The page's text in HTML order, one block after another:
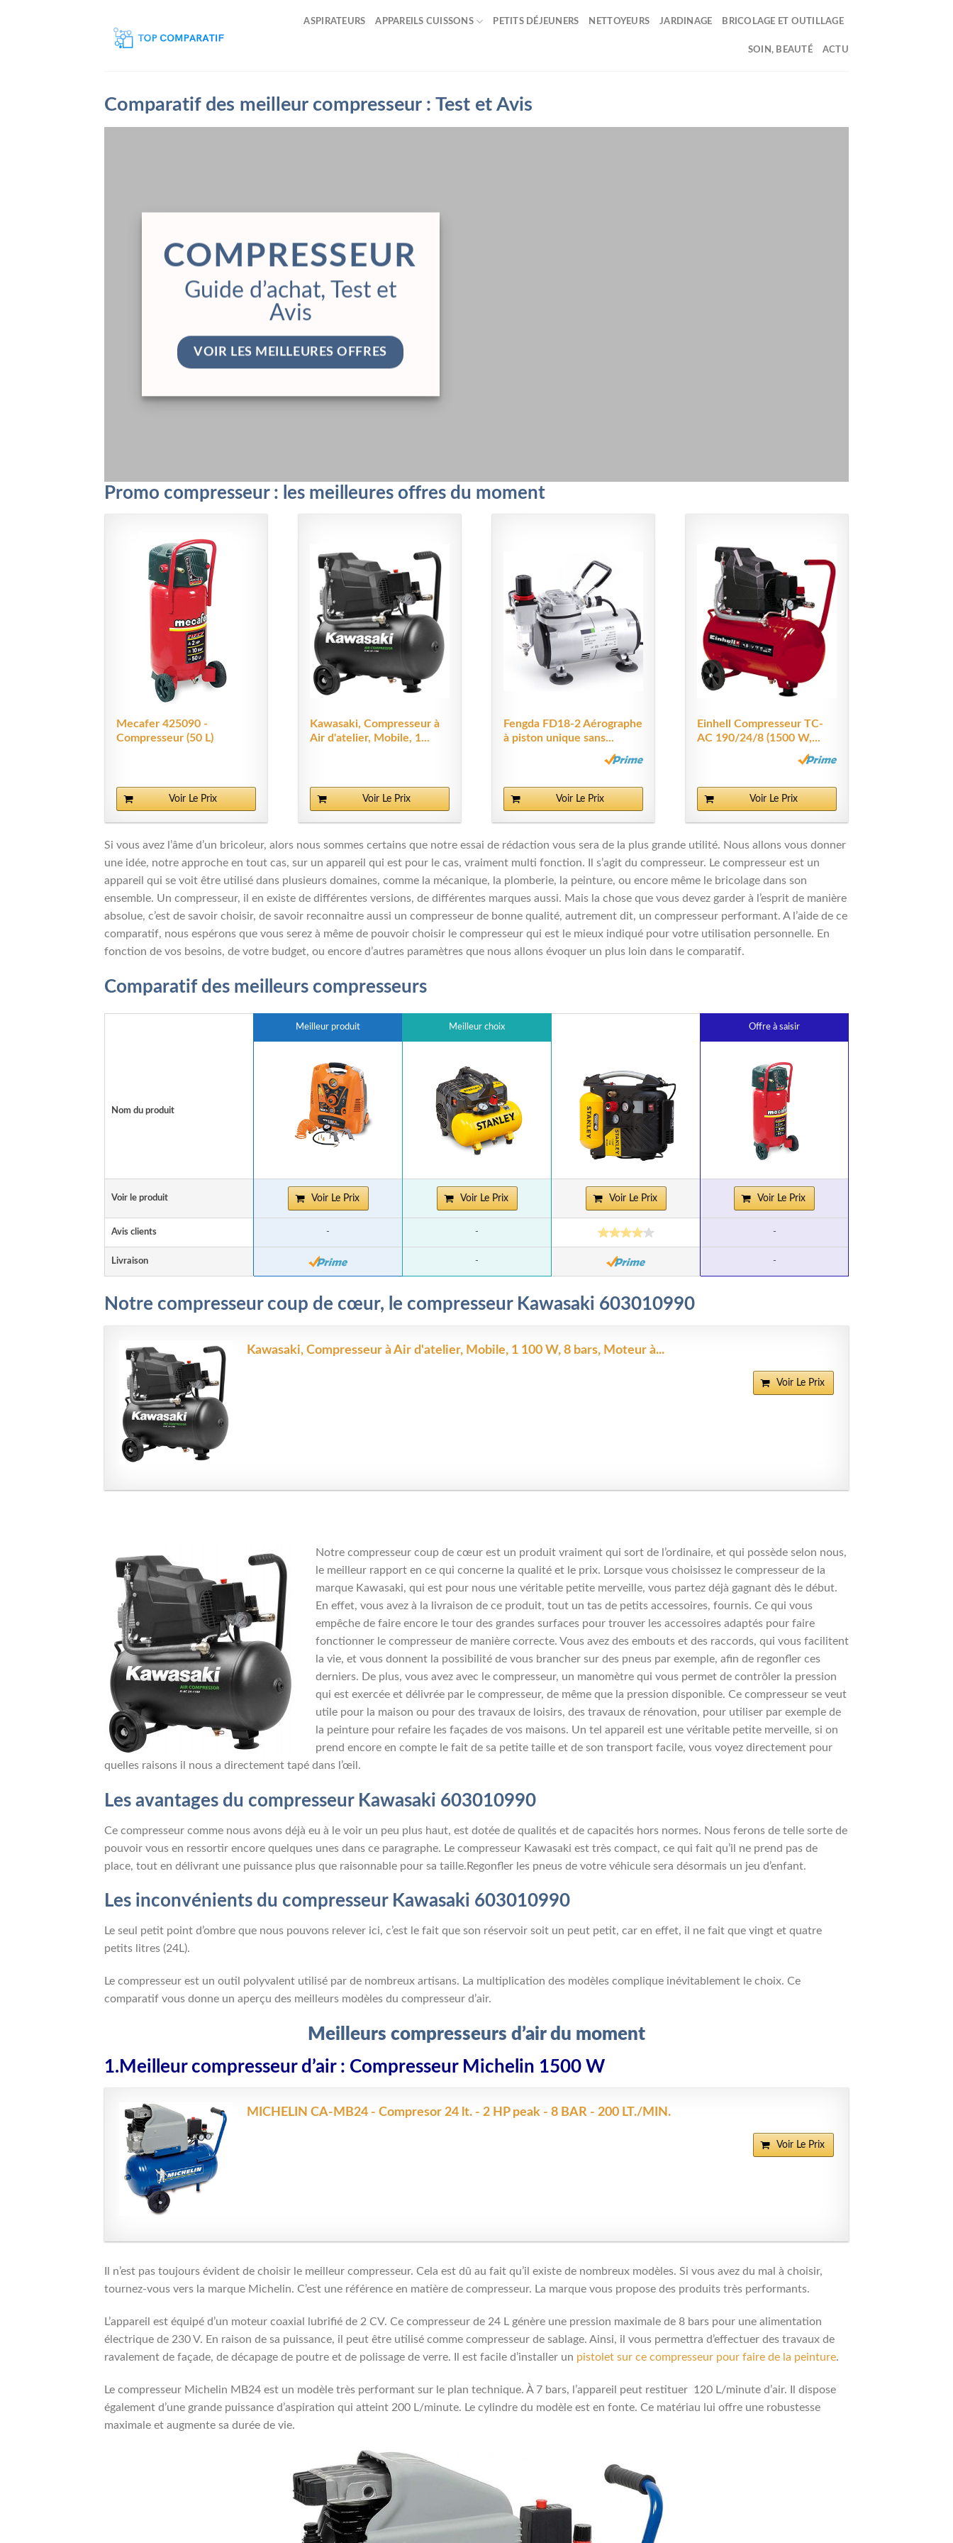
ASPIRATEURS APPAREILS CUISSONS PETITS DÉJEUNERS NETTOYEURS JARDINAGE BRICOLAGE ET OUTILLAGE
SOIN, BEAUTÉ ACTU
Comparatif des meilleur compresseur : Test et Avis
COMPRESSEUR
Guide d’achat, Test et
Avis
VOIR LES MEILLEURES OFFRES
Promo compresseur : les meilleures offres du moment
Mecafer 425090 -
Compresseur (50 L)
Voir Le Prix
Kawasaki, Compresseur à
Air d'atelier, Mobile, 1...
Voir Le Prix
Fengda FD18-2 Aérographe
à piston unique sans...
Voir Le Prix
Einhell Compresseur TC-
AC 190/24/8 (1500 W,...
Voir Le Prix
Si vous avez l’âme d’un bricoleur, alors nous sommes certains que notre essai de rédaction vous sera de la plus grande utilité. Nous allons vous donner
une idée, notre approche en tout cas, sur un appareil qui est pour le cas, vraiment multi fonction. Il s’agit du compresseur. Le compresseur est un
appareil qui se voit être utilisé dans plusieurs domaines, comme la mécanique, la plomberie, la peinture, ou encore même le bricolage dans son
ensemble. Un compresseur, il en existe de différentes versions, de différentes marques aussi. Mais la chose que vous devez garder à l’esprit de manière
absolue, c’est de savoir choisir, de savoir reconnaitre aussi un compresseur de bonne qualité, autrement dit, un compresseur performant. A l’aide de ce
comparatif, nous espérons que vous serez à même de pouvoir choisir le compresseur qui est le mieux indiqué pour votre utilisation personnelle. En
fonction de vos besoins, de votre budget, ou encore d’autres paramètres que nous allons évoquer un plus loin dans le comparatif.
Comparatif des meilleurs compresseurs
Nom du produit
Meilleur produit Meilleur choix Offre à saisir
Voir le produit Voir Le Prix Voir Le Prix Voir Le Prix Voir Le Prix
Avis clients - - -
Livraison - -
Notre compresseur coup de cœur, le compresseur Kawasaki 603010990
Kawasaki, Compresseur à Air d'atelier, Mobile, 1 100 W, 8 bars, Moteur à...
Voir Le Prix
Notre compresseur coup de cœur est un produit vraiment qui sort de l’ordinaire, et qui possède selon nous,
le meilleur rapport en ce qui concerne la qualité et le prix. Lorsque vous choisissez le compresseur de la
marque Kawasaki, qui est pour nous une véritable petite merveille, vous partez déjà gagnant dès le début.
En effet, vous avez à la livraison de ce produit, tout un tas de petits accessoires, fournis. Ce qui vous
empêche de faire encore le tour des grandes surfaces pour trouver les accessoires adaptés pour faire
fonctionner le compresseur de manière correcte. Vous avez des embouts et des raccords, qui vous facilitent
la vie, et vous donnent la possibilité de vous brancher sur des pneus par exemple, afin de regonfler ces
derniers. De plus, vous avez avec le compresseur, un manomètre qui vous permet de contrôler la pression
qui est exercée et délivrée par le compresseur, de même que la pression disponible. Ce compresseur se veut
utile pour la maison ou pour des travaux de loisirs, des travaux de rénovation, pour utiliser par exemple de
la peinture pour refaire les façades de vos maisons. Un tel appareil est une véritable petite merveille, si on
prend encore en compte le fait de sa petite taille et de son transport facile, vous voyez directement pour
quelles raisons il nous a directement tapé dans l’œil.
Les avantages du compresseur Kawasaki 603010990
Ce compresseur comme nous avons déjà eu à le voir un peu plus haut, est dotée de qualités et de capacités hors normes. Nous ferons de telle sorte de
pouvoir vous en ressortir encore quelques unes dans ce paragraphe. Le compresseur Kawasaki est très compact, ce qui fait qu’il ne prend pas de
place, tout en délivrant une puissance plus que raisonnable pour sa taille.Regonfler les pneus de votre véhicule sera désormais un jeu d’enfant.
Les inconvénients du compresseur Kawasaki 603010990
Le seul petit point d’ombre que nous pouvons relever ici, c’est le fait que son réservoir soit un peut petit, car en effet, il ne fait que vingt et quatre
petits litres (24L).
Le compresseur est un outil polyvalent utilisé par de nombreux artisans. La multiplication des modèles complique inévitablement le choix. Ce
comparatif vous donne un aperçu des meilleurs modèles du compresseur d’air.
Meilleurs compresseurs d’air du moment
1.Meilleur compresseur d’air : Compresseur Michelin 1500 W
MICHELIN CA-MB24 - Compresor 24 lt. - 2 HP peak - 8 BAR - 200 LT./MIN.
Voir Le Prix
Il n’est pas toujours évident de choisir le meilleur compresseur. Cela est dû au fait qu’il existe de nombreux modèles. Si vous avez du mal à choisir,
tournez-vous vers la marque Michelin. C’est une référence en matière de compresseur. La marque vous propose des produits très performants.
L’appareil est équipé d’un moteur coaxial lubrifié de 2 CV. Ce compresseur de 24 L génère une pression maximale de 8 bars pour une alimentation
électrique de 230 V. En raison de sa puissance, il peut être utilisé comme compresseur de sablage. Ainsi, il vous permettra d’effectuer des travaux de
ravalement de façade, de décapage de poutre et de polissage de verre. Il est facile d’installer un pistolet sur ce compresseur pour faire de la peinture.
Le compresseur Michelin MB24 est un modèle très performant sur le plan technique. À 7 bars, l’appareil peut restituer 120 L/minute d’air. Il dispose
également d’une grande puissance d’aspiration qui atteint 200 L/minute. Le cylindre du modèle est en fonte. Ce matériau lui offre une robustesse
maximale et augmente sa durée de vie.